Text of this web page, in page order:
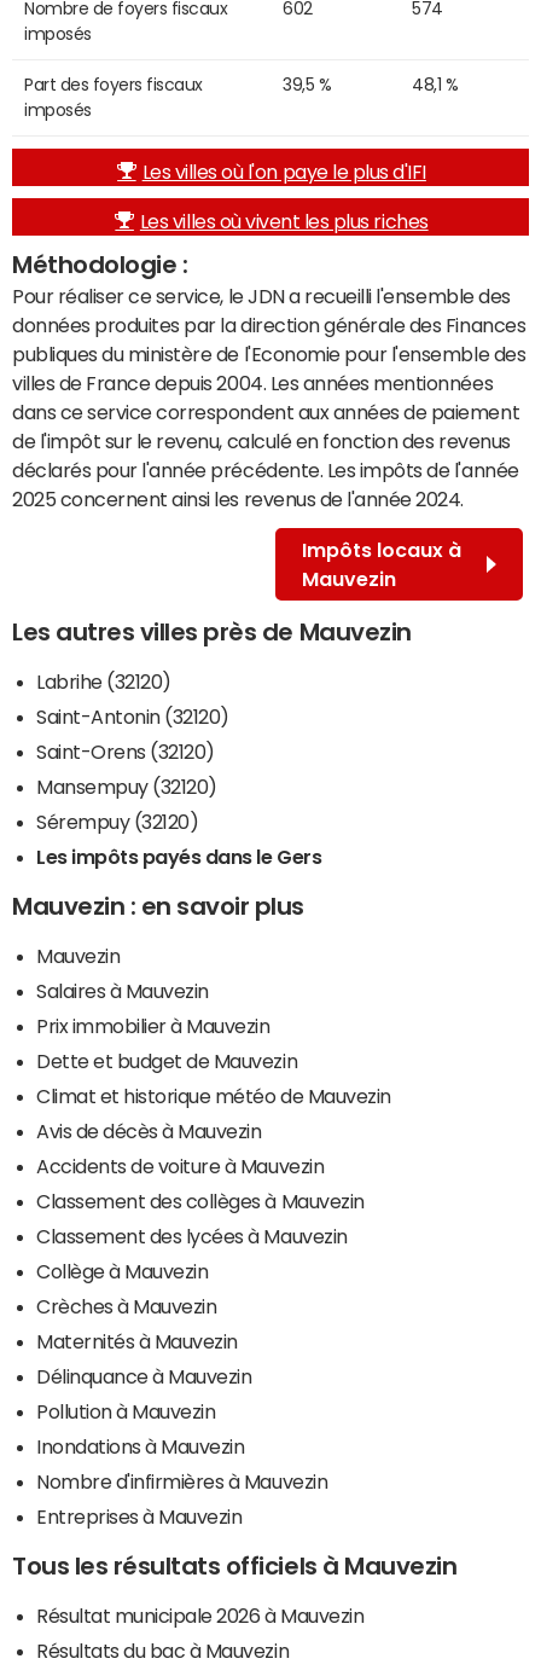
Nombre de foyers fiscaux
imposés
602 574
Part des foyers fiscaux
imposés
39,5 % 48,1 %
Les villes où l'on paye le plus d'IFI
Les villes où vivent les plus riches
Méthodologie :
Pour réaliser ce service, le JDN a recueilli l'ensemble des
données produites par la direction générale des Finances
publiques du ministère de l'Economie pour l'ensemble des
villes de France depuis 2004. Les années mentionnées
dans ce service correspondent aux années de paiement
de l'impôt sur le revenu, calculé en fonction des revenus
déclarés pour l'année précédente. Les impôts de l'année
2025 concernent ainsi les revenus de l'année 2024.
Impôts locaux à
Mauvezin
Les autres villes près de Mauvezin
Labrihe (32120)
Saint-Antonin (32120)
Saint-Orens (32120)
Mansempuy (32120)
Sérempuy (32120)
Les impôts payés dans le Gers
Mauvezin : en savoir plus
Mauvezin
Salaires à Mauvezin
Prix immobilier à Mauvezin
Dette et budget de Mauvezin
Climat et historique météo de Mauvezin
Avis de décès à Mauvezin
Accidents de voiture à Mauvezin
Classement des collèges à Mauvezin
Classement des lycées à Mauvezin
Collège à Mauvezin
Crèches à Mauvezin
Maternités à Mauvezin
Délinquance à Mauvezin
Pollution à Mauvezin
Inondations à Mauvezin
Nombre d'infirmières à Mauvezin
Entreprises à Mauvezin
Tous les résultats officiels à Mauvezin
Résultat municipale 2026 à Mauvezin
Résultats du bac à Mauvezin